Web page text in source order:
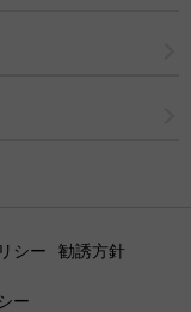
シー 勧誘方針
ー